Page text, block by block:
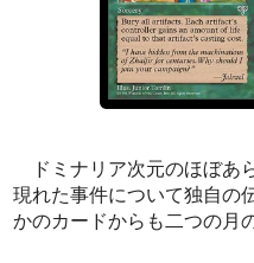
ドミナリア次元のほぼあ
現れた事件について独自の
かのカードからも二つの月